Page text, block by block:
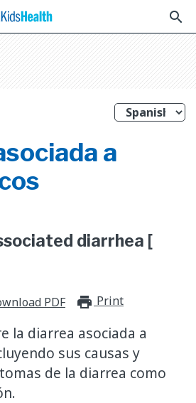
search
a
diarrhea [
PDF Print
la diarrea asociada a
sus causas y
de la diarrea como